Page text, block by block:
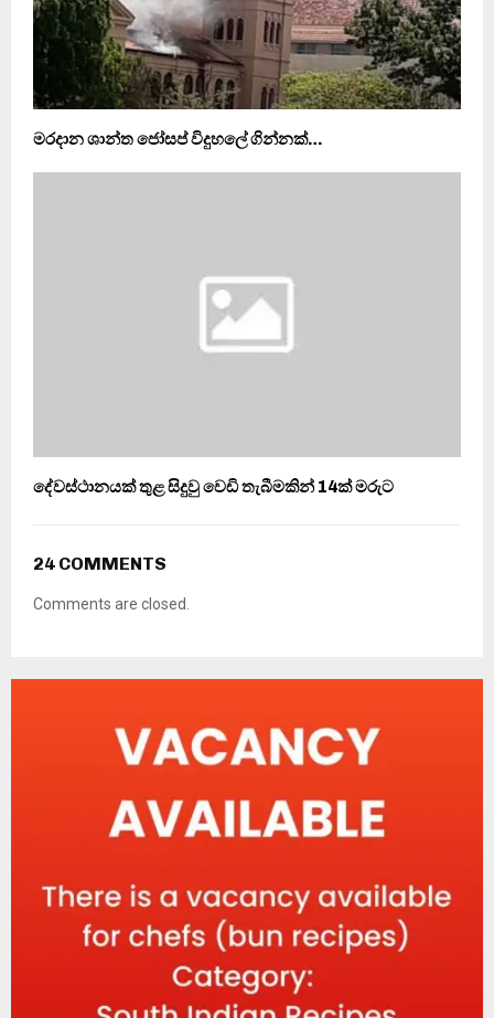
මරදාන ශාන්ත ජෝසප් විදුහලේ ගින්නක්…
දේවස්ථානයක් තුළ සිදුවු වෙඩි තැබීමකින් 14ක් මරුට
24 COMMENTS
Comments are closed.